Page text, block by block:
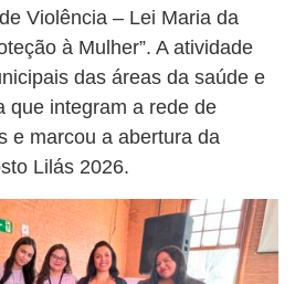
Violência – Lei Maria da
à Mulher”. A atividade
das áreas da saúde e
que integram a rede de
e marcou a abertura da
Lilás 2026.